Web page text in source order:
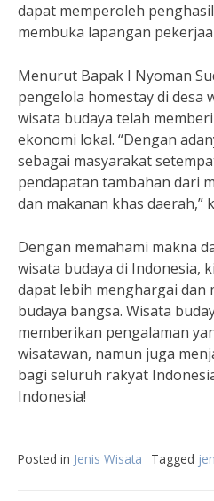
dapat memperoleh
membuka lapangan
Menurut Bapak I Nyoman
pengelola homestay di desa
wisata budaya telah
ekonomi lokal. “Dengan
sebagai masyarakat
pendapatan tambahan dari
dan makanan khas daerah,”
Dengan memahami makna
wisata budaya di Indonesia,
dapat lebih menghargai dan
budaya bangsa. Wisata
memberikan pengalaman
wisatawan, namun juga
bagi seluruh rakyat
Indonesia!
Posted in Jenis Wisata Tagged